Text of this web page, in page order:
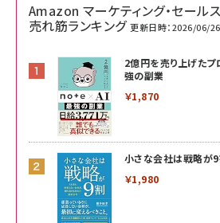
Amazon マーケティング・セール
売れ筋ランキング 更新日時：2026/06/
2億円を売り上げた
強の副業
￥1,870
小さな会社は戦略が
￥1,980